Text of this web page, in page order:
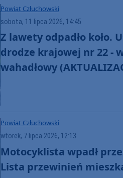
Powiat Człuchowski
sobota, 11 lipca 2026, 14:45
Z lawety odpadło koło.
drodze krajowej nr 22 -
wahadłowy
Powiat Człuchowski
wtorek, 7 lipca 2026, 12:13
Motocyklista wpadł
Lista przewinień